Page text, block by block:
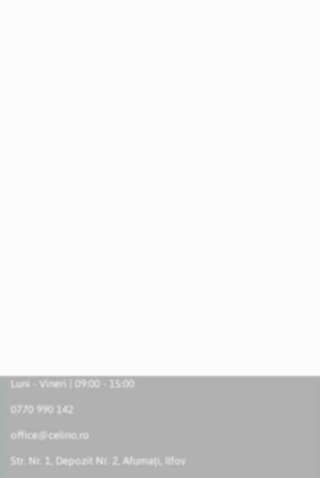
Luni - Vineri | 09:00 - 15:00
0770 990 142
office@celino.ro
Str. Nr. 1, Depozit Nr. 2, Afumați, Ilfov